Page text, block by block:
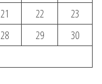
21 22
23
28 29
30